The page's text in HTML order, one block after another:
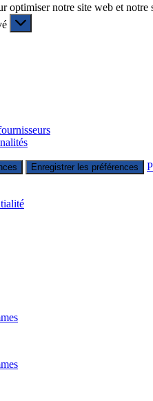
optimiser notre site web et notre
Enregistrer les préférences